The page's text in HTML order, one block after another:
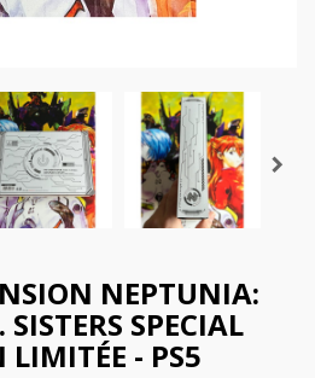
NEPTUNIA:
SISTERS SPECIAL
LIMITÉE - PS5